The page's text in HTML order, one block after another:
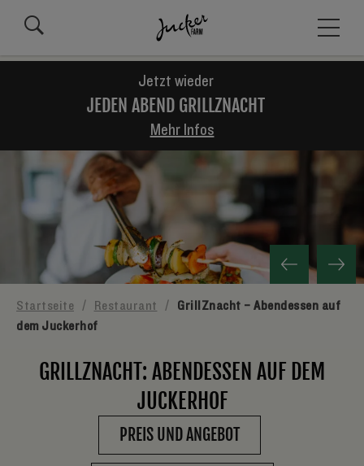
Jetzt wieder
JEDEN ABEND GRILLZNACHT
Mehr Infos
Startseite / Restaurant /
GrillZnacht – Abendessen auf
dem Juckerhof
GRILLZNACHT: ABENDESSEN AUF DEM
JUCKERHOF
PREIS UND ANGEBOT